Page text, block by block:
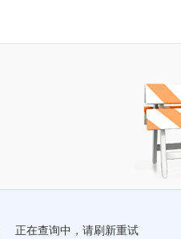
正在查询中，请刷新重试